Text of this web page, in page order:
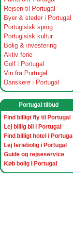
Rejsen til Portugal
Byer & steder i Portugal
Portugisisk sprog
Portugisisk kultur
Bolig & investering
Aktiv ferie
Golf i Portugal
Vin fra Portugal
Danskere i Portugal
Portugal tilbud
Find billigt fly til Portugal
Lej billig bil i Portugal
Find billigt hotel i Portugal
Lej feriebolig i Portugal
Guide og rejseservice
Køb bolig i Portugal